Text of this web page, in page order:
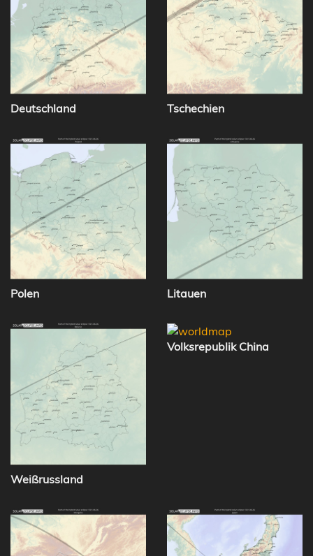
Deutschland Tschechien
Polen Litauen
Weißrussland
Volksrepublik China